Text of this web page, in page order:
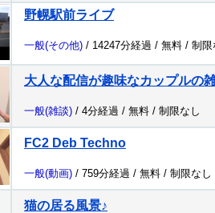
野幌駅前ライブ
一般(その他) / 14247分経過 / 無料 / 制限
大人な配信が趣味なカップルの
一般(雑談) / 4分経過 / 無料 / 制限なし
FC2 Deb Techno
一般(動画) / 759分経過 / 無料 / 制限なし
猫の居る風景♪